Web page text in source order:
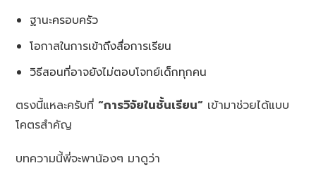
ฐานะครอบครัว
โอกาสในการเข้าถึงสื่อการเรียน
วิธีสอนที่อาจยังไม่ตอบโจทย์เด็กทุกคน
ตรงนี้แหละครับที่“การวิจัยในชั้นเรียน” เข้ามาช่วยได้แบบ
โคตรสำคัญ
บทความนี้พี่จะพาน้องๆ มาดูว่า